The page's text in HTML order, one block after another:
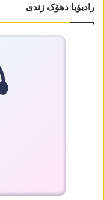
رادیۆیا دھۆک زندی